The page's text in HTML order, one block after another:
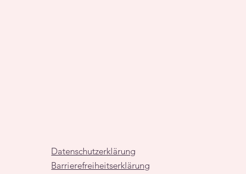
Datenschutzerklärung
Barrierefreiheitserklärung